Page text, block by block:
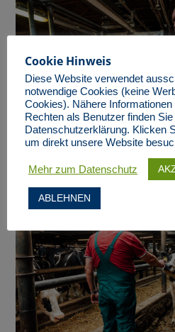
Cookie Hinweis
Diese Website verwendet
notwendige Cookies (keine
Cookies). Nähere
Rechten als Benutzer finden
Datenschutzerklärung. Klicken
um direkt unsere Website
Mehr zum Datenschutz
ABLEHNEN